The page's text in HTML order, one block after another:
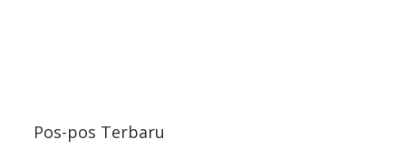
Pos-pos Terbaru